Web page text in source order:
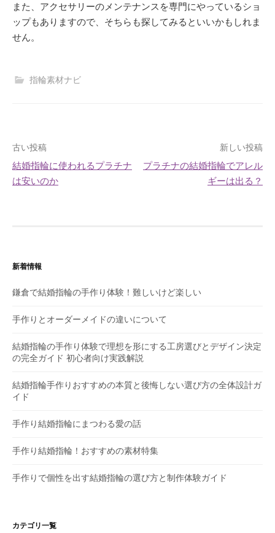
また、アクセサリーのメンテナンスを専門にやっているショ
ップもありますので、そちらも探してみるといいかもしれま
せん。
指輪素材ナビ
投
稿
ー
ン
古い投稿
結婚指輪に使われるプラチナ
は安いのか
新しい投稿
プラチナの結婚指輪でアレル
ギーは出る？
新着情報
鎌倉で結婚指輪の手作り体験！難しいけど楽しい
手作りとオーダーメイドの違いについて
結婚指輪の手作り体験で理想を形にする工房選びとデザイン決定
の完全ガイド 初心者向け実践解説
結婚指輪手作りおすすめの本質と後悔しない選び方の全体設計ガ
イド
手作り結婚指輪にまつわる愛の話
手作り結婚指輪！おすすめの素材特集
手作りで個性を出す結婚指輪の選び方と制作体験ガイド
カテゴリ一覧